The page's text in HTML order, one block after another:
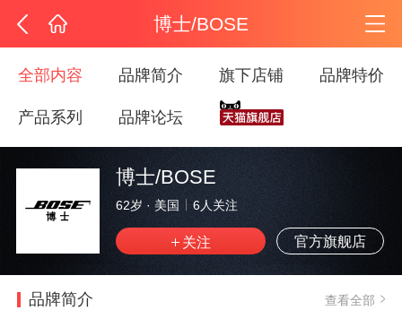
博士/BOSE
全部内容 品牌简介 旗下店铺 品牌特价
产品系列 品牌论坛
博士/BOSE
62岁 · 美国 6人关注
官方旗舰店
品牌简介 查看全部